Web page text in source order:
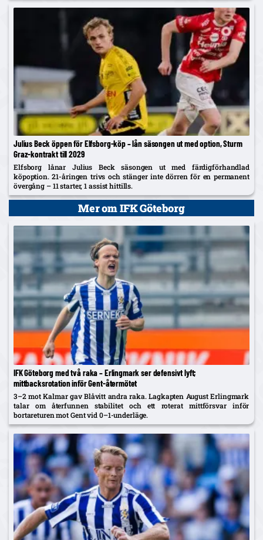
Julius Beck öppen för Elfsborg-köp – lån säsongen ut med option, Sturm
Graz-kontrakt till 2029
Elfsborg lånar Julius Beck säsongen ut med färdigförhandlad
köpoption. 21-åringen trivs och stänger inte dörren för en permanent
övergång – 11 starter, 1 assist hittills.
Mer om IFK Göteborg
IFK Göteborg med två raka – Erlingmark ser defensivt lyft;
mittbacksrotation inför Gent-återmötet
3–2 mot Kalmar gav Blåvitt andra raka. Lagkapten August Erlingmark
talar om återfunnen stabilitet och ett roterat mittförsvar inför
bortareturen mot Gent vid 0–1-underläge.